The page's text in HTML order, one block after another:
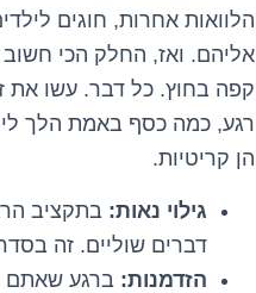
הלוואות אחרות, חוגים
אליהם. ואז, החלק הכי חשוב
קפה בחוץ. כל דבר. עשו את
רגע, כמה כסף באמת הלך
הן קריטיות.
גילוי נאות: בתקציב
דברים שוליים. זה
הזדמנות: ברגע שאתם